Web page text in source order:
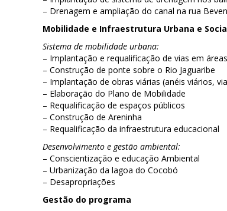
– Drenagem e ampliação do canal na rua
Mobilidade e Infraestrutura Urbana e
Sistema de mobilidade urbana:
– Implantação e requalificação de vias em
– Construção de ponte sobre o Rio Jaguaribe
– Implantação de obras viárias (anéis viários,
– Elaboração do Plano de Mobilidade
– Requalificação de espaços públicos
– Construção de Areninha
– Requalificação da infraestrutura educacional
Desenvolvimento e gestão ambiental:
– Conscientização e educação Ambiental
– Urbanização da lagoa do Cocobó
– Desapropriações
Gestão do programa